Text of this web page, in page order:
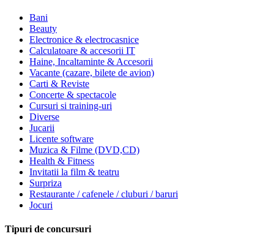
Bani
Beauty
Electronice & electrocasnice
Calculatoare & accesorii IT
Haine, Incaltaminte & Accesorii
Vacante (cazare, bilete de avion)
Carti & Reviste
Concerte & spectacole
Cursuri si training-uri
Diverse
Jucarii
Licente software
Muzica & Filme (DVD,CD)
Health & Fitness
Invitatii la film & teatru
Surpriza
Restaurante / cafenele / cluburi / baruri
Jocuri
Tipuri de concursuri